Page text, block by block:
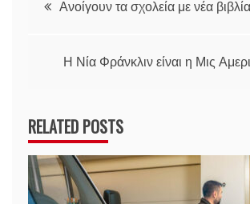
Ανοίγουν τα σχολεία με νέα βιβλία
Η Νία Φράνκλιν είναι η Μις
RELATED POSTS